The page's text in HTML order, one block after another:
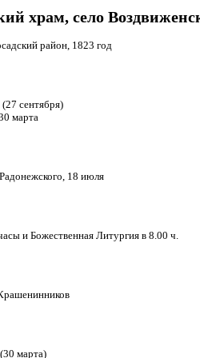
храм, село
район, 1823 год
сентября)
марта
18 июля
и Божественная Литургия в 8.00 ч.
марта)